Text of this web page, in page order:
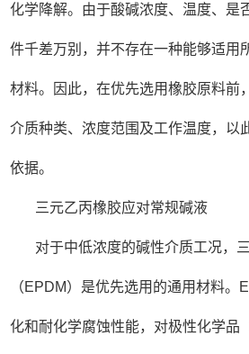
化学降解。由于酸碱浓度、温度、是
件千差万别，并不存在一种能够适用
材料。因此，在优先选用橡胶原料前
介质种类、浓度范围及工作温度，以
依据。
三元乙丙橡胶应对常规碱液
对于中低浓度的碱性介质工况，
（EPDM）是优先选用的通用材料。
化和耐化学腐蚀性能，对极性化学品